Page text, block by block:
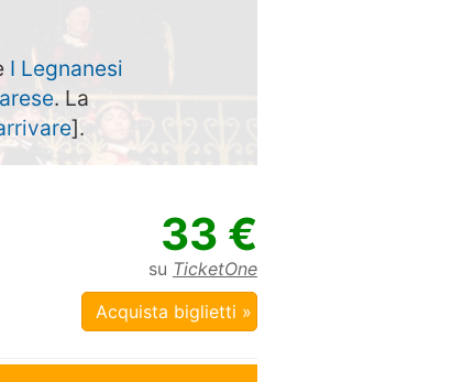
I Legnanesi
. La
].
33 €
su TicketOne
Acquista biglietti »